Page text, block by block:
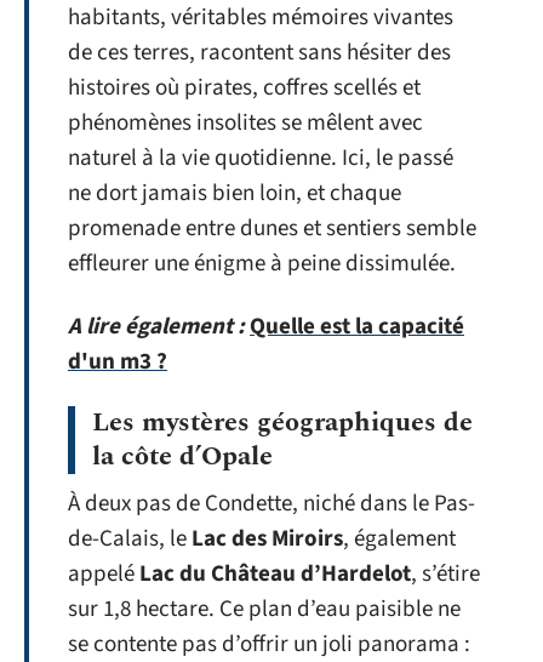
habitants, véritables mémoires vivantes
de ces terres, racontent sans hésiter des
histoires où pirates, coffres scellés et
phénomènes insolites se mêlent avec
naturel à la vie quotidienne. Ici, le passé
ne dort jamais bien loin, et chaque
promenade entre dunes et sentiers semble
effleurer une énigme à peine dissimulée.
A lire également :Quelle est la capacité
d'un m3 ?
Les mystères géographiques de
la côte d’Opale
À deux pas de Condette, niché dans le Pas-
de-Calais, leLac des Miroirs, également
appeléLac du Château d’Hardelot, s’étire
sur 1,8 hectare. Ce plan d’eau paisible ne
se contente pas d’offrir un joli panorama :